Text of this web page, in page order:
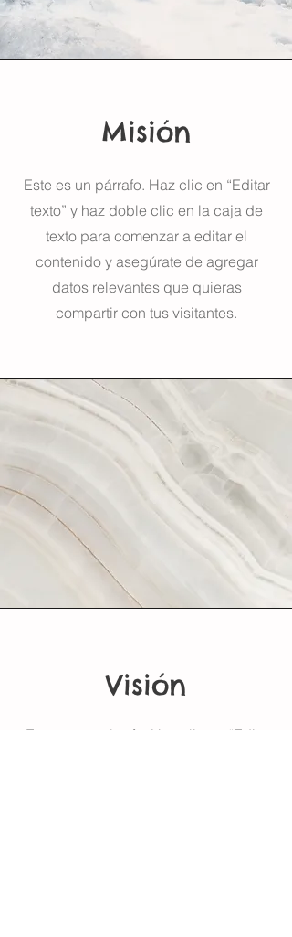
Misión
Este es un párrafo. Haz clic en “Editar
texto” y haz doble clic en la caja de
texto para comenzar a editar el
contenido y asegúrate de agregar
datos relevantes que quieras
compartir con tus visitantes.
Visión
Este es un párrafo. Haz clic en “Editar